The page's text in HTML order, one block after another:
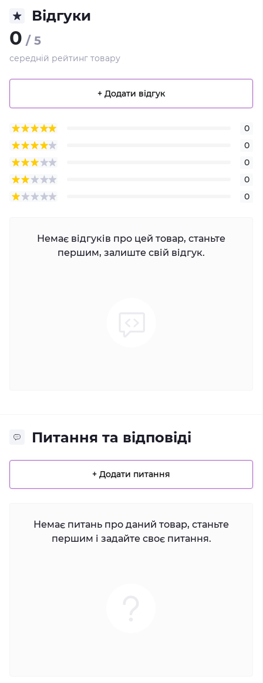
Відгуки
0 / 5
середній рейтинг товару
+ Додати відгук
0
0
0
0
0
Немає відгуків про цей товар, станьте
першим, залиште свій відгук.
Питання та відповіді
+ Додати питання
Немає питань про даний товар, станьте
першим і задайте своє питання.